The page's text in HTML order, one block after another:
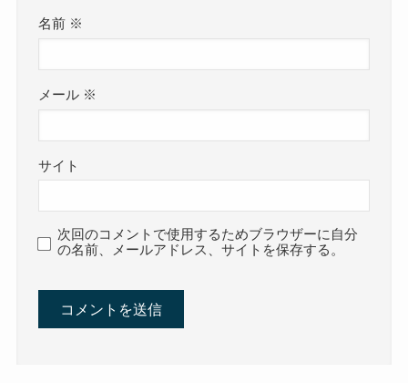
名前 ※
メール ※
サイト
次回のコメントで使用するためブラウザーに自分
の名前、メールアドレス、サイトを保存する。